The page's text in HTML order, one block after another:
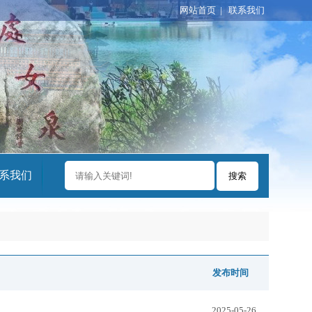
网站首页 |联系我们
我们
发布时间